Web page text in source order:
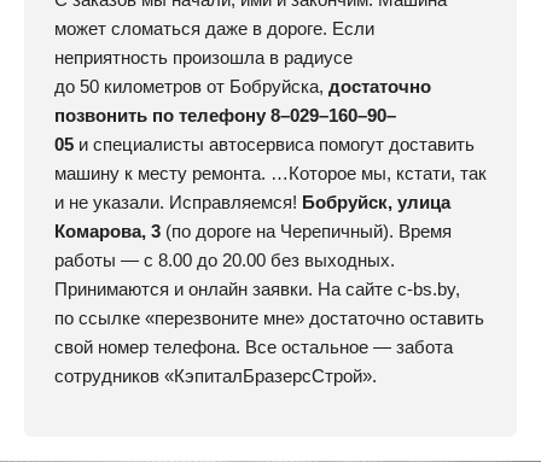
может сломаться даже в дороге. Если
неприятность произошла в радиусе
до 50 километров от Бобруйска, достаточно
позвонить по телефону 8–029–160–90–
05 и специалисты автосервиса помогут доставить
машину к месту ремонта. …Которое мы, кстати, так
и не указали. Исправляемся! Бобруйск, улица
Комарова, 3 (по дороге на Черепичный). Время
работы — с 8.00 до 20.00 без выходных.
Принимаются и онлайн заявки. На сайте с‑bs.by,
по ссылке «перезвоните мне» достаточно оставить
свой номер телефона. Все остальное — забота
сотрудников «КэпиталБразерсСтрой».